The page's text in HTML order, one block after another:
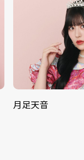
月足天音